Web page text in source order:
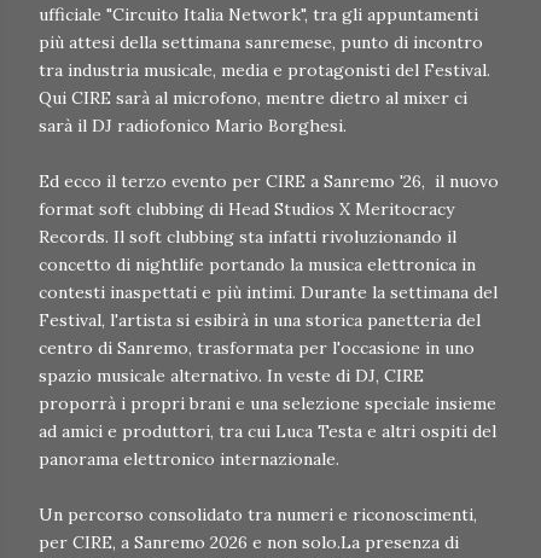
ufficiale "Circuito Italia Network", tra gli appuntamenti
più attesi della settimana sanremese, punto di incontro
tra industria musicale, media e protagonisti del Festival.
Qui CIRE sarà al microfono, mentre dietro al mixer ci
sarà il DJ radiofonico Mario Borghesi.
Ed ecco il terzo evento per CIRE a Sanremo '26, il nuovo
format soft clubbing di Head Studios X Meritocracy
Records. Il soft clubbing sta infatti rivoluzionando il
concetto di nightlife portando la musica elettronica in
contesti inaspettati e più intimi. Durante la settimana del
Festival, l'artista si esibirà in una storica panetteria del
centro di Sanremo, trasformata per l'occasione in uno
spazio musicale alternativo. In veste di DJ, CIRE
proporrà i propri brani e una selezione speciale insieme
ad amici e produttori, tra cui Luca Testa e altri ospiti del
panorama elettronico internazionale.
Un percorso consolidato tra numeri e riconoscimenti,
per CIRE, a Sanremo 2026 e non solo.La presenza di